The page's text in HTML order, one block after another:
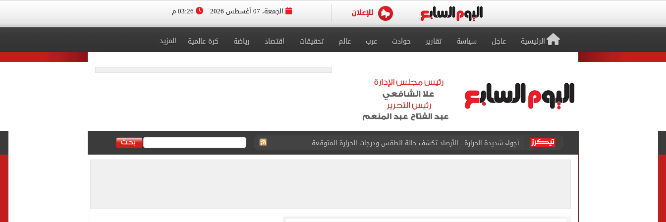
الجمعة، 07 أغسطس 2026
الرئيسية عاجل سياسة تقارير حوادث عرب عالم تحقيقات اقتصاد رياضة كرة عالمية المزيد
رابطة الأندية تكشف جدول مواعيد مباريات الدوري.. تعديل التوقيتات فى رمضان
الأهلي يخوض أول مران فى معسكر إسبانيا استعداداً للموسم الجديد.. صور
بوتين يخطط لهجوم بري على دول الناتو.. ماذا سيفعل؟